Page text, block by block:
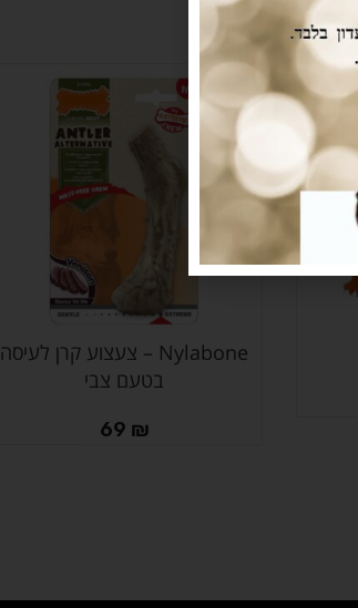
הוספה לסל
Nylabone – צעצוע קרן לעיסה
בטעם צבי
69 ₪